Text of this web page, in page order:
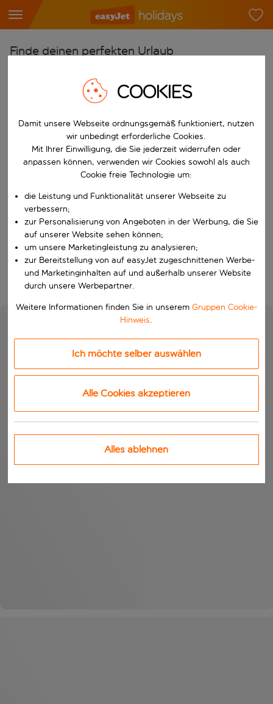
Finde deinen perfekten Urlaub
Flughafen wählen
Beginne mit der Eingabe für die automatische
Reiseziel wählen
Nach
Wähle ein Ab- und Rückflugdatum aus.
Reisezeitraum wählen
Wann
Wer
Suchen
COOKIES
Damit unsere Webseite ordnungsgemäß funktioniert, nutzen
wir unbedingt erforderliche Cookies.
Mit Ihrer Einwilligung, die Sie jederzeit widerrufen oder
anpassen können, verwenden wir Cookies sowohl als auch
Cookie freie Technologie um:
die Leistung und Funktionalität unserer Webseite zu
verbessern;
zur Personalisierung von Angeboten in der Werbung, die Sie
auf unserer Website sehen können;
um unsere Marketingleistung zu analysieren;
zur Bereitstellung von auf easyJet zugeschnittenen Werbe-
und Marketinginhalten auf und außerhalb unserer Website
durch unsere Werbepartner.
Weitere Informationen finden Sie in unserem Gruppen Cookie-
Hinweis.
Ich möchte selber auswählen
Alle Cookies akzeptieren
Alles ablehnen